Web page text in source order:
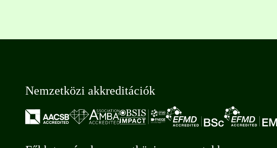
Nemzetközi akkreditációk